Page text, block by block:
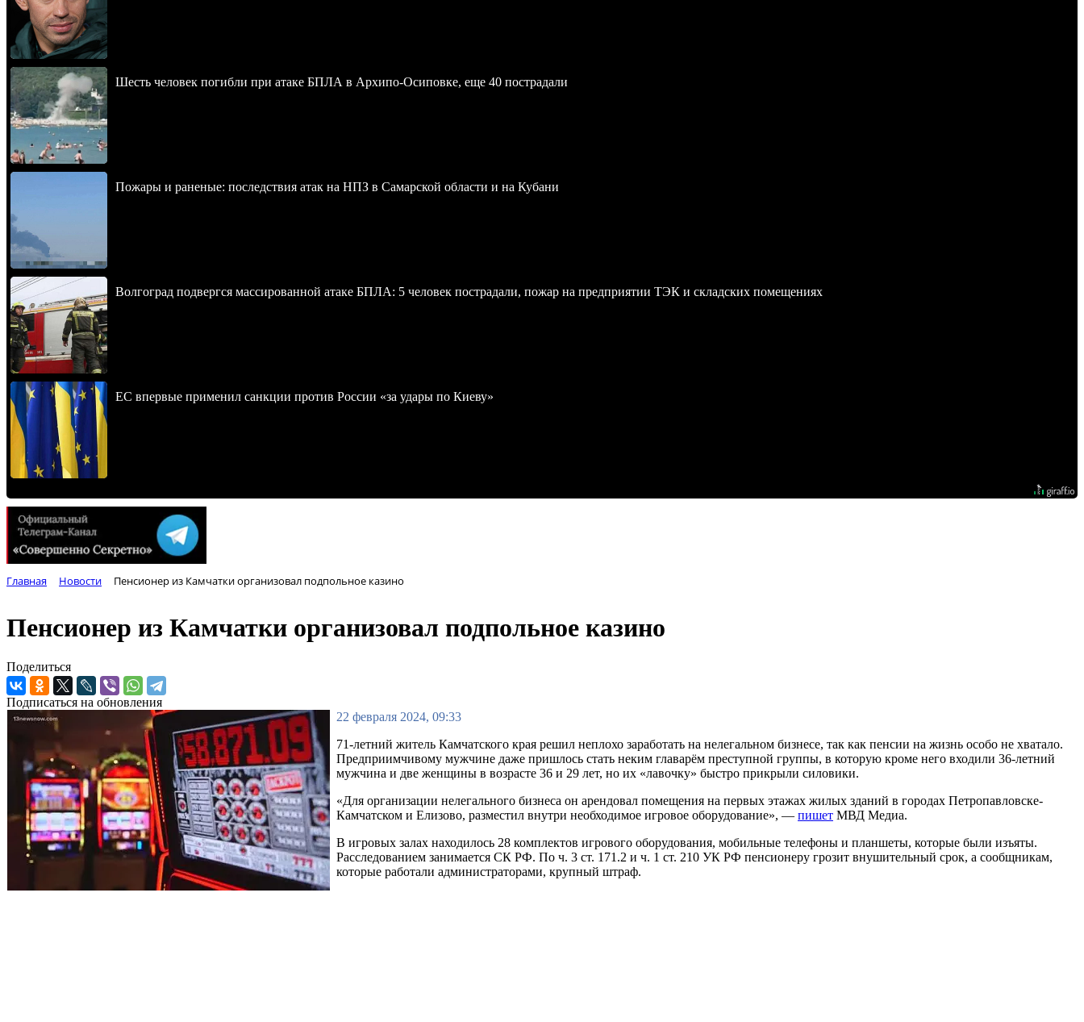
Шесть человек погибли при атаке БПЛА в Архипо-Осиповке, еще 40 пострадали
Пожары и раненые: последствия атак на НПЗ в Самарской области и на Кубани
Волгоград подвергся массированной атаке БПЛА: 5 человек пострадали, пожар на предприятии ТЭК и складских помещениях
ЕС впервые применил санкции против России «за удары по Киеву»
Главная Новости Пенсионер из Камчатки организовал подпольное казино
Пенсионер из Камчатки организовал подпольное казино
Поделиться
Подписаться на обновления
22 февраля 2024, 09:33
71-летний житель Камчатского края решил неплохо заработать на нелегальном бизнесе, так как пенсии на жизнь особо не хватало.
Предприимчивому мужчине даже пришлось стать неким главарём преступной группы, в которую кроме него входили 36-летний
мужчина и две женщины в возрасте 36 и 29 лет, но их «лавочку» быстро прикрыли силовики.
«Для организации нелегального бизнеса он арендовал помещения на первых этажах жилых зданий в городах Петропавловске-
Камчатском и Елизово, разместил внутри необходимое игровое оборудование», — пишет МВД Медиа.
В игровых залах находилось 28 комплектов игрового оборудования, мобильные телефоны и планшеты, которые были изъяты.
Расследованием занимается СК РФ. По ч. 3 ст. 171.2 и ч. 1 ст. 210 УК РФ пенсионеру грозит внушительный срок, а сообщникам,
которые работали администраторами, крупный штраф.